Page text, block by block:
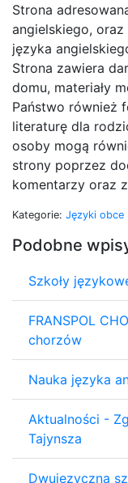
Strona
angielskiego,
języka
Strona zawiera
domu, materiały
Państwo również
literaturę dla
osoby mogą
strony poprzez
komentarzy oraz
Kategorie: Języki obce
Podobne
Szkoły
FRANSPOL
chorzów
Nauka języka
Aktualności -
Tajynsza
Dwujęzyczna